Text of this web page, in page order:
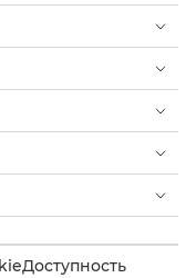
Доступность